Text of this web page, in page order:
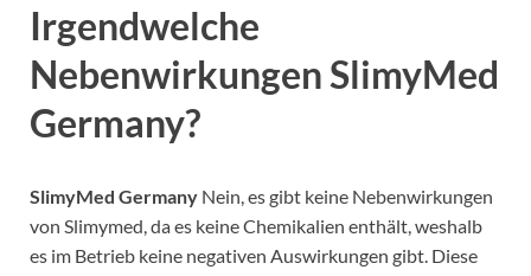
Irgendwelche
NebenwirkungenSlimyMed
Germany?
SlimyMed Germany Nein, es gibt keine Nebenwirkungen
von Slimymed, da es keine Chemikalien enthält, weshalb
es im Betrieb keine negativen Auswirkungen gibt. Diese